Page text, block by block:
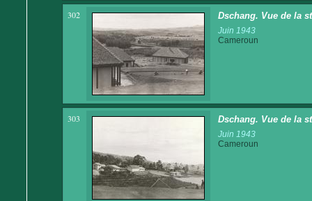
302 Dschang. Vue de la
Juin 1943
Cameroun
303 Dschang. Vue de la
Juin 1943
Cameroun